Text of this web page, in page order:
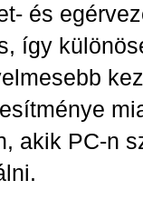
és
így
akik PC-n